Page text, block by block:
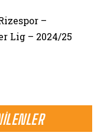
–
Lig – 2024/25